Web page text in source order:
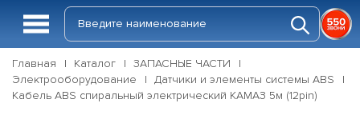
Главная Каталог
ЗАПАСНЫЕ ЧАСТИ
Электрооборудование
Датчики и элементы системы ABS
Кабель ABS спиральный электрический КАМАЗ 5м (12pin)